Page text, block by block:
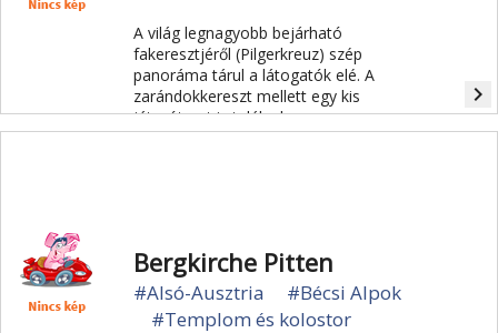
A világ legnagyobb bejárható
fakeresztjéről (Pilgerkreuz) szép
panoráma tárul a látogatók elé. A
zarándokkereszt mellett egy kis
játszóteret is találunk.
navigate_next
Bergkirche Pitten
#Alsó-Ausztria
#Bécsi Alpok
#Templom és kolostor